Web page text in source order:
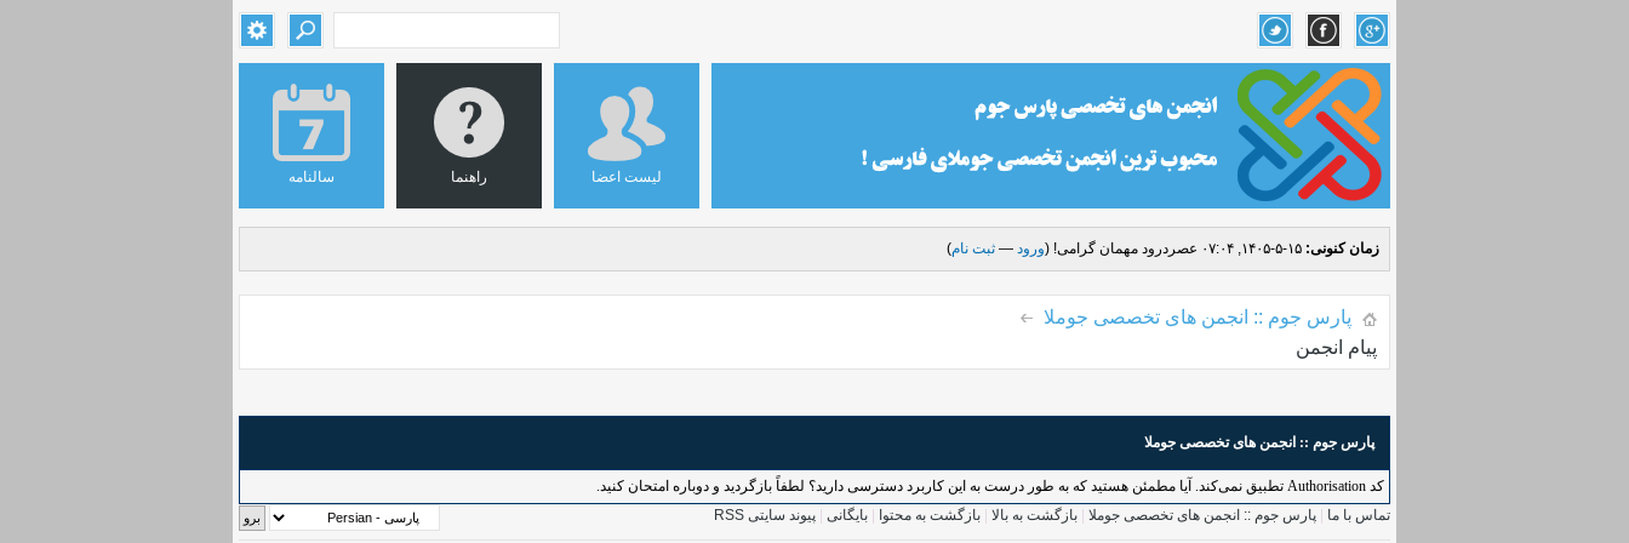
سالنامه راهنما لیست اعضا
زمان کنونی: ۱۵-۵-۱۴۰۵, ۰۷:۰۴ عصر درود مهمان گرامی! (ورود — ثبت نام)
پارس جوم :: انجمن های تخصصی جوملا
پیام انجمن
پارس جوم :: انجمن های تخصصی جوملا
کد Authorisation تطبیق نمی‌کند. آیا مطمئن هستید که به طور درست به این کاربرد دسترسی دارید؟ لطفاً بازگردید و دوباره امتحان کنید.
تماس با ما
پارس جوم :: انجمن های تخصصی جوملا بازگشت به بالا بازگشت به محتوا بایگانی پیوند سایتی RSS